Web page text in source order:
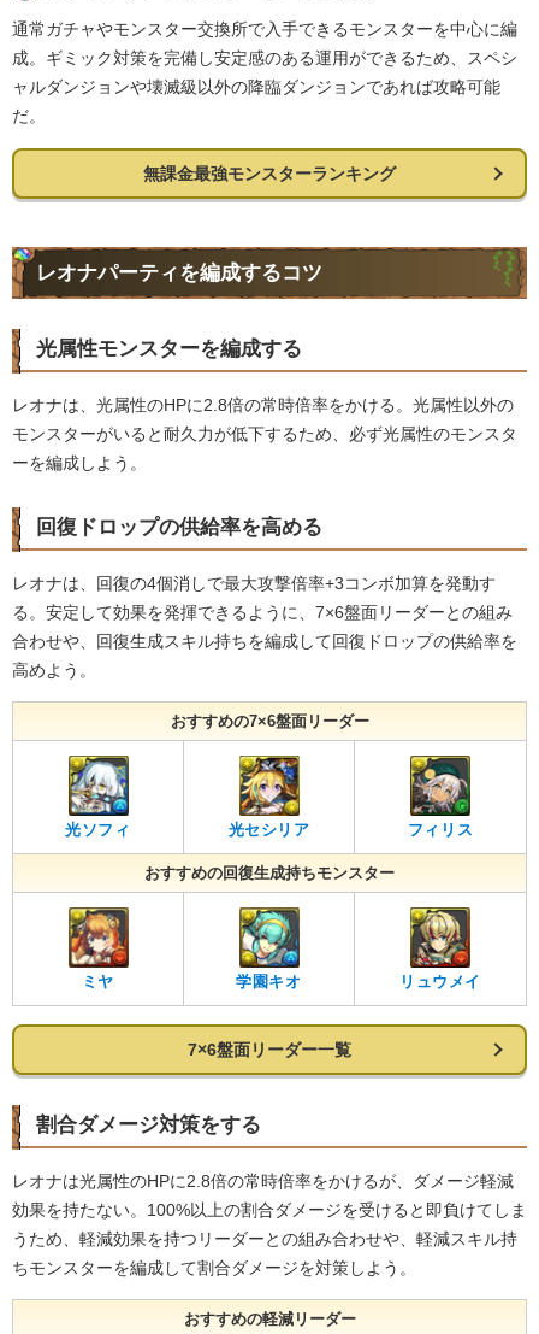
通常ガチャやモンスター交換所で入手できるモンスターを中心に編
成。ギミック対策を完備し安定感のある運用ができるため、スペシ
ャルダンジョンや壊滅級以外の降臨ダンジョンであれば攻略可能
だ。
無課金最強モンスターランキング
レオナパーティを編成するコツ
光属性モンスターを編成する
レオナは、光属性のHPに2.8倍の常時倍率をかける。光属性以外の
モンスターがいると耐久力が低下するため、必ず光属性のモンスタ
ーを編成しよう。
回復ドロップの供給率を高める
レオナは、回復の4個消しで最大攻撃倍率+3コンボ加算を発動す
る。安定して効果を発揮できるように、7×6盤面リーダーとの組み
合わせや、回復生成スキル持ちを編成して回復ドロップの供給率を
高めよう。
おすすめの7×6盤面リーダー
光ソフィ 光セシリア フィリス
おすすめの回復生成持ちモンスター
ミヤ 学園キオ リュウメイ
7×6盤面リーダー一覧
割合ダメージ対策をする
レオナは光属性のHPに2.8倍の常時倍率をかけるが、ダメージ軽減
効果を持たない。100%以上の割合ダメージを受けると即負けてしま
うため、軽減効果を持つリーダーとの組み合わせや、軽減スキル持
ちモンスターを編成して割合ダメージを対策しよう。
おすすめの軽減リーダー